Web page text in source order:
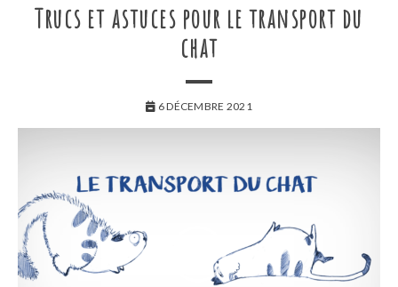
Trucs et astuces pour le transport du
chat
6 DÉCEMBRE 2021